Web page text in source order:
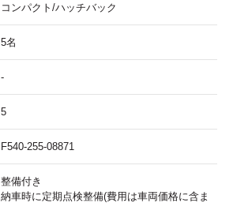
コンパクト/ハッチバック
5名
-
5
F540-255-08871
整備付き
納車時に定期点検整備(費用は車両価格に含ま